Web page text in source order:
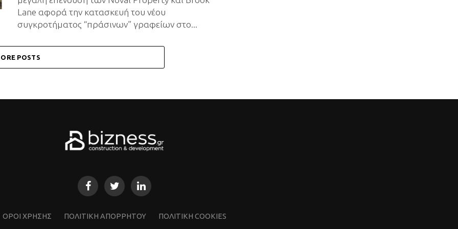
Lane αφορά την κατασκευή του νέου
συγκροτήματος “πράσινων” γραφείων στο...
POSTS
ΌΡΟΙ ΧΡΗΣΗΣ ΠΟΛΙΤΙΚΗ ΑΠΟΡΡΗΤΟΥ ΠΟΛΙΤΙΚΗ COOKIES